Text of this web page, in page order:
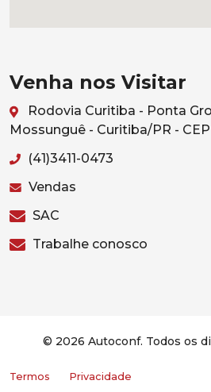
Venha nos Visitar
Rodovia Curitiba - Ponta
Mossunguê - Curitiba/PR -
(41)3411-0473
Vendas
SAC
Trabalhe conosco
© 2026 Autoconf. Todos os
Termos Privacidade